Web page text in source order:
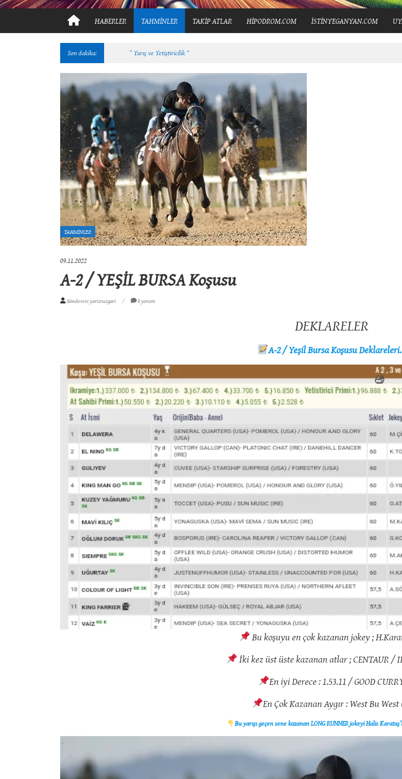
HABERLER TAHMİNLER TAKİP ATLAR HİPODROM.COM İSTİNYEGANYAN.COM
Son dakika: Kral Sultan, Y.A.A.Y.D. Derneği Koşusu’nu Kazandı
TAHMİNLER
09.11.2022
A-2 / YEŞİL BURSA Koşusu
Gönderen: yarisruzgari 0 yorum
DEKLARELER
A-2 / Yeşil Bursa Koşusu
Bu koşuyu en çok kazanan jokey ;
İki kez üst üste kazanan atlar ; CENTAUR /
En iyi Derece : 1.53.11 / GOOD
En Çok Kazanan Aygır : West Bu West
Bu yarışı geçen sene kazanan LONG RUNNER jokeyi Halis